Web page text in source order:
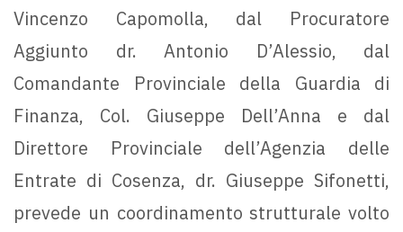
Vincenzo Capomolla, dal Procuratore
Aggiunto dr. Antonio D’Alessio, dal
Comandante Provinciale della Guardia di
Finanza, Col. Giuseppe Dell’Anna e dal
Direttore Provinciale dell’Agenzia delle
Entrate di Cosenza, dr. Giuseppe Sifonetti,
prevede un coordinamento strutturale volto